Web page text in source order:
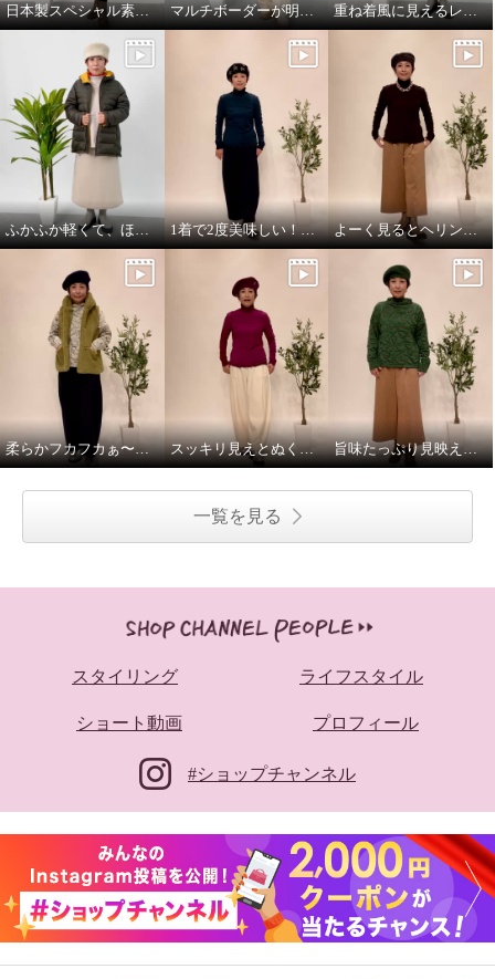
日本製スペシャル素材のジャンパースカート！ マルチボーダーが明るさ添えるニットプルオーバー！ 重ね着風に見えるレイヤードデザインのニットプルオーバー！
ふかふか軽くて、ほっこり暖かい、dot柄いっぱいのライトダウンミドルコート！ 1着で2度美味しい！ふんわり着心地満点の2wayカットソー よーく見るとヘリンボーン柄、楽ちんガウチョパンツ！
柔らかフカフカぁ〜これさえあればのベスト！ スッキリ見えとぬくぬく融合の絶妙パンツ！ 旨味たっぷり見映え良し！日本の匠の技素材が決め手のプルオーバー
一覧を見る
スタイリング ライフスタイル
ショート動画 プロフィール
#ショップチャンネル